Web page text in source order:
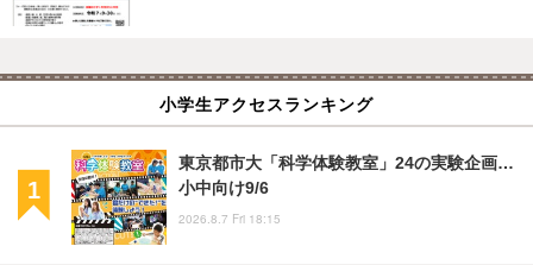
小学生アクセスランキング
東京都市大「科学体験教室」24の実験企画…
小中向け9/6
2026.8.7 Fri 18:15